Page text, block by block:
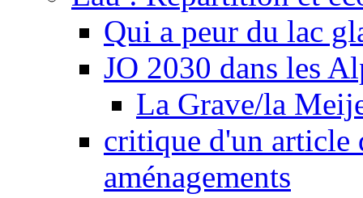
Qui a peur du lac
JO 2030 dans les
La Grave/la
critique d'un article
aménagements